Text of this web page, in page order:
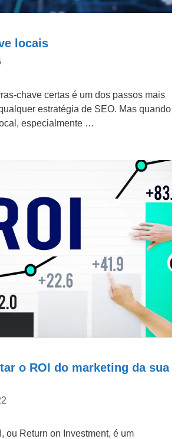
locais
chave certas é um dos passos mais
estratégia de SEO. Mas quando
especialmente …
o ROI do marketing da sua
ou Return on Investment, é um